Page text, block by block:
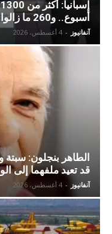
أسبوع.. و260 ما زالوا داخل المدينة
آنفانيوز - 4 أغسطس، 2026
الطاهر بنجلون: سبتة
قد تعيد ملفهما إلى
آنفانيوز - 4 أغسطس، 2026